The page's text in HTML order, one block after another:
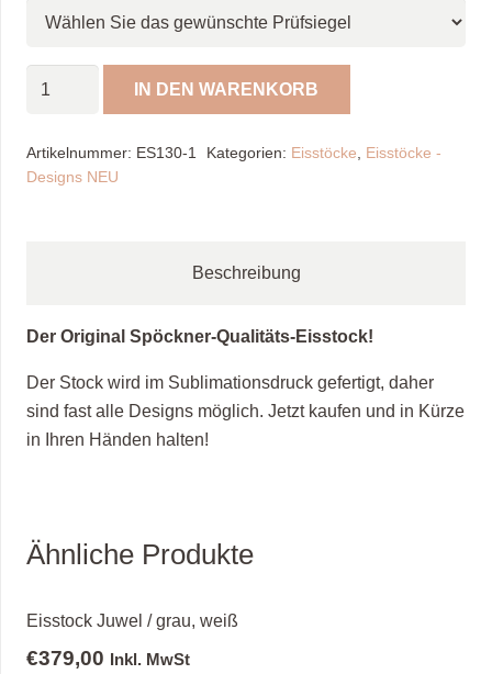
"NEU"
Menge
IN DEN WARENKORB
Artikelnummer: ES130-1 Kategorien: Eisstöcke
Eisstöcke -
Designs NEU
Beschreibung
Der Original Spöckner-Qualitäts-Eisstock!
Der Stock wird im Sublimationsdruck gefertigt, daher
sind fast alle Designs möglich. Jetzt kaufen und in Kürze
in Ihren Händen halten!
Ähnliche Produkte
Eisstock Juwel / grau, weiß
€379,00 Inkl. MwSt